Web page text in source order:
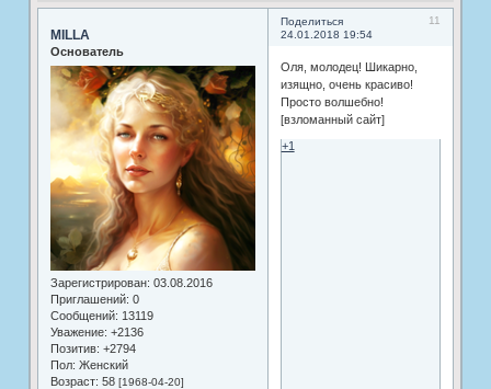
Поделиться
11
24.01.2018 19:54
MILLA
Основатель
Зарегистрирован: 03.08.2016
Приглашений: 0
Сообщений: 13119
Уважение: +2136
Позитив: +2794
Пол: Женский
Возраст: 58 [1968-04-20]
Оля, молодец! Шикарно,
изящно, очень красиво!
Просто волшебно!
[взломанный сайт]
+1